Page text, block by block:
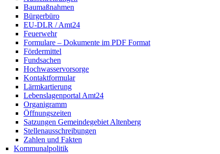
Baumaßnahmen
Bürgerbüro
EU-DLR / Amt24
Feuerwehr
Formulare – Dokumente im PDF Format
Fördermittel
Fundsachen
Hochwasservorsorge
Kontaktformular
Lärmkartierung
Lebenslagenportal Amt24
Organigramm
Öffnungszeiten
Satzungen Gemeindegebiet Altenberg
Stellenausschreibungen
Zahlen und Fakten
Kommunalpolitik